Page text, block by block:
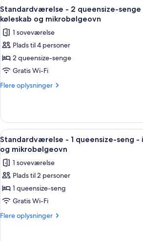
-
køleskab
og
mikrobølgeovn
(Shower
Only)
queensize-
senge
ikke-
ryger
køleskab
og
(Shower
Indlæs
alle
billeder
af
Standardværelse
-
2
queensize-
handicapvenligt
køleskab
og
mikrobølgeovn
Et
7
Standardværelse - 2 queensize-
køleskab og mikrobølgeovn
1 soveværelse
Plads til 4 personer
2 queensize-senge
Gratis Wi-Fi
Flere oplysninger
Flere
-
queensize-
senge
handicapvenligt
og
mikrobølgeovn
Indlæs
alle
billeder
af
Standardværelse
-
1
queensize-
Et
4
Standardværelse - 1 queensize-seng -
og mikrobølgeovn
1 soveværelse
Plads til 2 personer
1 queensize-seng
Gratis Wi-Fi
Flere oplysninger
Flere